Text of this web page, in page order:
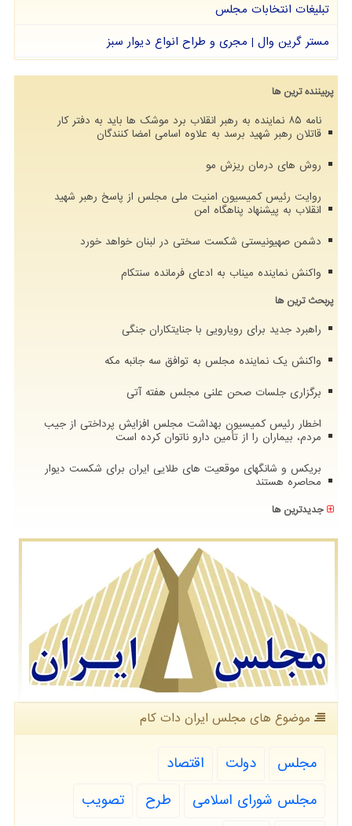
تبلیغات انتخابات مجلس
مستر گرین وال | مجری و طراح انواع دیوار سبز
پربیننده ترین ها
نامه ۸۵ نماینده به رهبر انقلاب برد موشک ها باید به دفتر کار
قاتلان رهبر شهید برسد به علاوه اسامی امضا کنندگان
روش های درمان ریزش مو
روایت رئیس کمیسیون امنیت ملی مجلس از پاسخ رهبر شهید
انقلاب به پیشنهاد پناهگاه امن
دشمن صهیونیستی شکست سختی در لبنان خواهد خورد
واکنش نماینده میناب به ادعای فرمانده سنتکام
پربحث ترین ها
راهبرد جدید برای رویارویی با جنایتکاران جنگی
واکنش یک نماینده مجلس به توافق سه جانبه مکه
برگزاری جلسات صحن علنی مجلس هفته آتی
اخطار رئیس کمیسیون بهداشت مجلس افزایش پرداختی از جیب
مردم، بیماران را از تأمین دارو ناتوان کرده است
بریکس و شانگهای موقعیت های طلایی ایران برای شکست دیوار
محاصره هستند
جدیدترین ها
موضوع های مجلس ایران دات كام
مجلس دولت
اقتصاد
مجلس شورای اسلامی
طرح
تصویب